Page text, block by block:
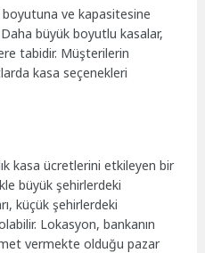
boyutuna ve kapasitesine
büyük boyutlu kasalar,
tabidir. Müşterilerin
kasa seçenekleri
kasa ücretlerini etkileyen bir
büyük şehirlerdeki
küçük şehirlerdeki
Lokasyon, bankanın
vermekte olduğu pazar